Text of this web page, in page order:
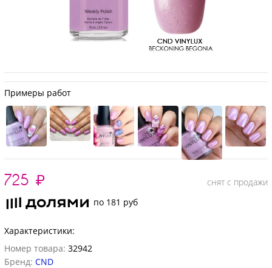
Примеры работ
725 ₽
снят с продажи
по 181 руб
Характеристики:
Номер товара: 32942
Бренд: CND